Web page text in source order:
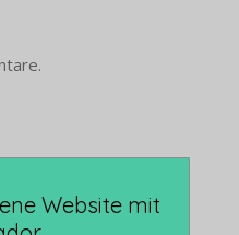
Website mit